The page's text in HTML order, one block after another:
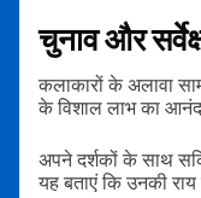
चुनाव और
कलाकारों के अलावा
के विशाल लाभ का
अपने दर्शकों के साथ
यह बताएं कि उनकी